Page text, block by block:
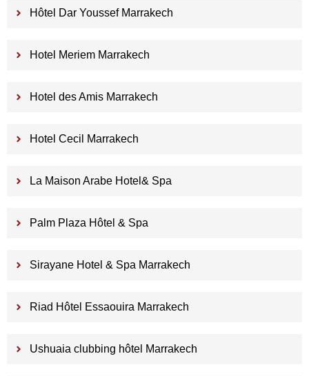
Hôtel Dar Youssef Marrakech
Hotel Meriem Marrakech
Hotel des Amis Marrakech
Hotel Cecil Marrakech
La Maison Arabe Hotel& Spa
Palm Plaza Hôtel & Spa
Sirayane Hotel & Spa Marrakech
Riad Hôtel Essaouira Marrakech
Ushuaia clubbing hôtel Marrakech